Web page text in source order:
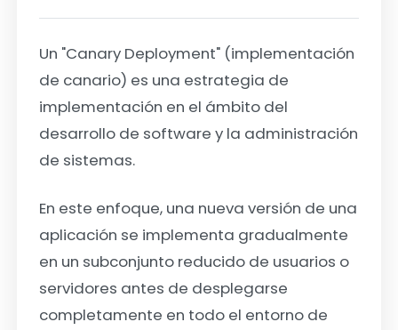
Un "Canary Deployment" (implementación
de canario) es una estrategia de
implementación en el ámbito del
desarrollo de software y la administración
de sistemas.
En este enfoque, una nueva versión de una
aplicación se implementa gradualmente
en un subconjunto reducido de usuarios o
servidores antes de desplegarse
completamente en todo el entorno de